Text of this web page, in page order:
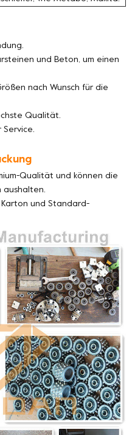
und Beton, um einen
nach Wunsch für die
Qualität.
Service.
Qualität und können die
aushalten.
Karton und Standard-